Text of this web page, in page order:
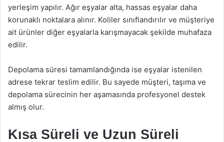
yerleşim yapılır. Ağır eşyalar alta, hassas eşyalar daha
korunaklı noktalara alınır. Koliler sınıflandırılır ve müşteriye
ait ürünler diğer eşyalarla karışmayacak şekilde muhafaza
edilir.
Depolama süresi tamamlandığında ise eşyalar istenilen
adrese tekrar teslim edilir. Bu sayede müşteri, taşıma ve
depolama sürecinin her aşamasında profesyonel destek
almış olur.
Kısa Süreli ve Uzun Süreli